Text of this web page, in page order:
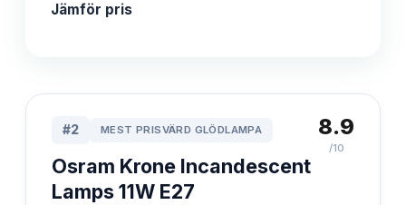
Jämför pris
#2 MEST PRISVÄRD GLÖDLAMPA
Osram Krone Incandescent
Lamps 11W E27
8.9
/10